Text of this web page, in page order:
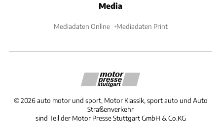
Media
Mediadaten Online Mediadaten Print
©2026 auto motor und sport, Motor Klassik, sport auto und Auto
Straßenverkehr
sind Teil der Motor Presse Stuttgart GmbH & Co.KG